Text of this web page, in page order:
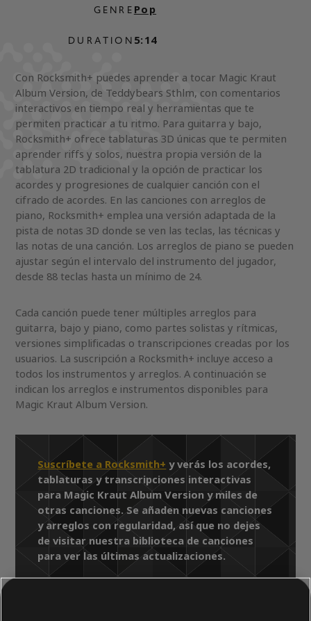
GENRE
DURATION
Pop
5:14
Con Rocksmith+ puedes aprender a tocar Magic Kraut
Album Version, de Teddybears Sthlm, con comentarios
interactivos en tiempo real y herramientas que te
permiten practicar a tu ritmo. Para guitarra y bajo,
Rocksmith+ ofrece tablaturas 3D únicas que te permiten
aprender riffs y solos, nuestra propia versión de la
tablatura 2D tradicional y la opción de practicar los
acordes y progresiones de cualquier canción con el
cifrado de acordes. En las canciones con arreglos de
piano, Rocksmith+ emplea una versión adaptada de la
pista de notas 3D donde se ven las teclas, las técnicas y
las notas de una canción. Los arreglos de piano se pueden
ajustar según el intervalo del instrumento del jugador,
desde 88 teclas hasta un mínimo de 24.
Cada canción puede tener múltiples arreglos para
guitarra, bajo y piano, como partes solistas y rítmicas,
versiones simplificadas o transcripciones creadas por los
usuarios. La suscripción a Rocksmith+ incluye acceso a
todos los instrumentos y arreglos. A continuación se
indican los arreglos e instrumentos disponibles para
Magic Kraut Album Version.
Suscríbete a Rocksmith+ y verás los acordes,
tablaturas y transcripciones interactivas
para Magic Kraut Album Version y miles de
otras canciones. Se añaden nuevas canciones
y arreglos con regularidad, así que no dejes
de visitar nuestra biblioteca de canciones
para ver las últimas actualizaciones.